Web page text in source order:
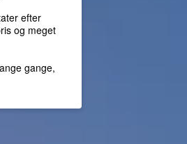
efter
og meget
gange,